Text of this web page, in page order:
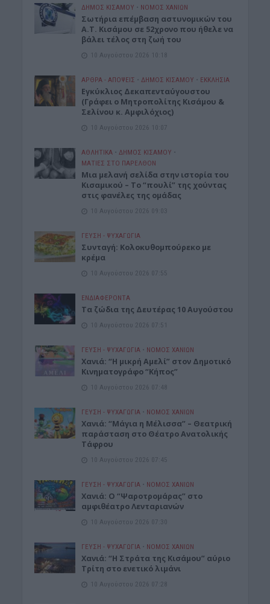
ΔΉΜΟΣ ΚΙΣΆΜΟΥ • ΝΟΜΌΣ ΧΑΝΊΩΝ
Σωτήρια επέμβαση αστυνομικών του
Α.Τ. Κισάμου σε 52χρονο που ήθελε να
βάλει τέλος στη ζωή του
10 Αυγούστου 2026 10:18
ΑΡΘΡΑ - ΑΠΟΨΕΙΣ • ΔΉΜΟΣ ΚΙΣΆΜΟΥ • ΕΚΚΛΗΣΙΑ
Εγκύκλιος Δεκαπενταύγουστου
(Γράφει ο Μητροπολίτης Κισάμου &
Σελίνου κ. Αμφιλόχιος)
10 Αυγούστου 2026 10:07
ΑΘΛΗΤΙΚΑ • ΔΉΜΟΣ ΚΙΣΆΜΟΥ •
ΜΑΤΙΕΣ ΣΤΟ ΠΑΡΕΛΘΟΝ
Μια μελανή σελίδα στην ιστορία του
Κισαμικού – Το “πουλί” της χούντας
στις φανέλες της ομάδας
10 Αυγούστου 2026 09:03
ΓΕΎΣΗ - ΨΥΧΑΓΩΓΊΑ
Συνταγή: Κολοκυθομπούρεκο με
κρέμα
10 Αυγούστου 2026 07:55
ΕΝΔΙΑΦΕΡΟΝΤΑ
Τα ζώδια της Δευτέρας 10 Αυγούστου
10 Αυγούστου 2026 07:51
ΓΕΎΣΗ - ΨΥΧΑΓΩΓΊΑ • ΝΟΜΌΣ ΧΑΝΊΩΝ
Χανιά: “Η μικρή Αμελί” στον Δημοτικό
Κινηματογράφο “Κήπος”
10 Αυγούστου 2026 07:48
ΓΕΎΣΗ - ΨΥΧΑΓΩΓΊΑ • ΝΟΜΌΣ ΧΑΝΊΩΝ
Χανιά: “Μάγια η Μέλισσα” – Θεατρική
παράσταση στο Θέατρο Ανατολικής
Τάφρου
10 Αυγούστου 2026 07:45
ΓΕΎΣΗ - ΨΥΧΑΓΩΓΊΑ • ΝΟΜΌΣ ΧΑΝΊΩΝ
Xανιά: Ο “Ψαροτρομάρας” στο
αμφιθέατρο Λενταριανών
10 Αυγούστου 2026 07:30
ΓΕΎΣΗ - ΨΥΧΑΓΩΓΊΑ • ΝΟΜΌΣ ΧΑΝΊΩΝ
Χανιά: “Η Στράτα της Κισάμου” αύριο
Τρίτη στο ενετικό λιμάνι
10 Αυγούστου 2026 07:28